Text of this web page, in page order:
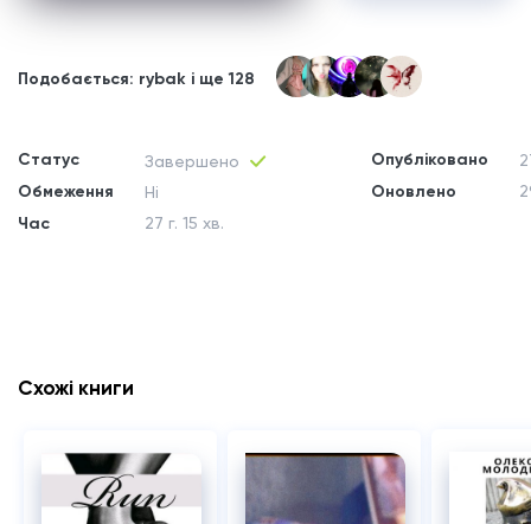
Подобається: rybak і ще 128
Статус
Обмеження
Час
Завершено
Ні
27 г. 15 хв.
Опубліковано
Оновлено
Схожі книги